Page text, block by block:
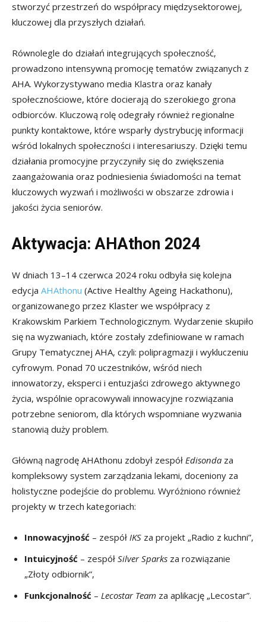
stworzyć przestrzeń do współpracy międzysektorowej,
kluczowej dla przyszłych działań.
Równolegle do działań integrujących społeczność,
prowadzono intensywną promocję tematów związanych z
AHA. Wykorzystywano media Klastra oraz kanały
społecznościowe, które docierają do szerokiego grona
odbiorców. Kluczową rolę odegrały również regionalne
punkty kontaktowe, które wsparły dystrybucję informacji
wśród lokalnych społeczności i interesariuszy. Dzięki temu
działania promocyjne przyczyniły się do zwiększenia
zaangażowania oraz podniesienia świadomości na temat
kluczowych wyzwań i możliwości w obszarze zdrowia i
jakości życia seniorów.
Aktywacja: AHAthon 2024
W dniach 13–14 czerwca 2024 roku odbyła się kolejna
edycja AHAthonu (Active Healthy Ageing Hackathonu),
organizowanego przez Klaster we współpracy z
Krakowskim Parkiem Technologicznym. Wydarzenie skupiło
się na wyzwaniach, które zostały zdefiniowane w ramach
Grupy Tematycznej AHA, czyli: polipragmazji i wykluczeniu
cyfrowym. Ponad 70 uczestników, wśród niech
innowatorzy, eksperci i entuzjaści zdrowego aktywnego
życia, wspólnie opracowywali innowacyjne rozwiązania
potrzebne seniorom, dla których wspomniane wyzwania
stanowią duży problem.
Główną nagrodę AHAthonu zdobył zespół Edisonda za
kompleksowy system zarządzania lekami, doceniony za
holistyczne podejście do problemu. Wyróżniono również
projekty w trzech kategoriach:
Innowacyjność – zespół IKS za projekt „Radio z kuchni”,
Intuicyjność – zespół Silver Sparks za rozwiązanie
„Złoty odbiornik”,
Funkcjonalność – Lecostar Team za aplikację „Lecostar”.